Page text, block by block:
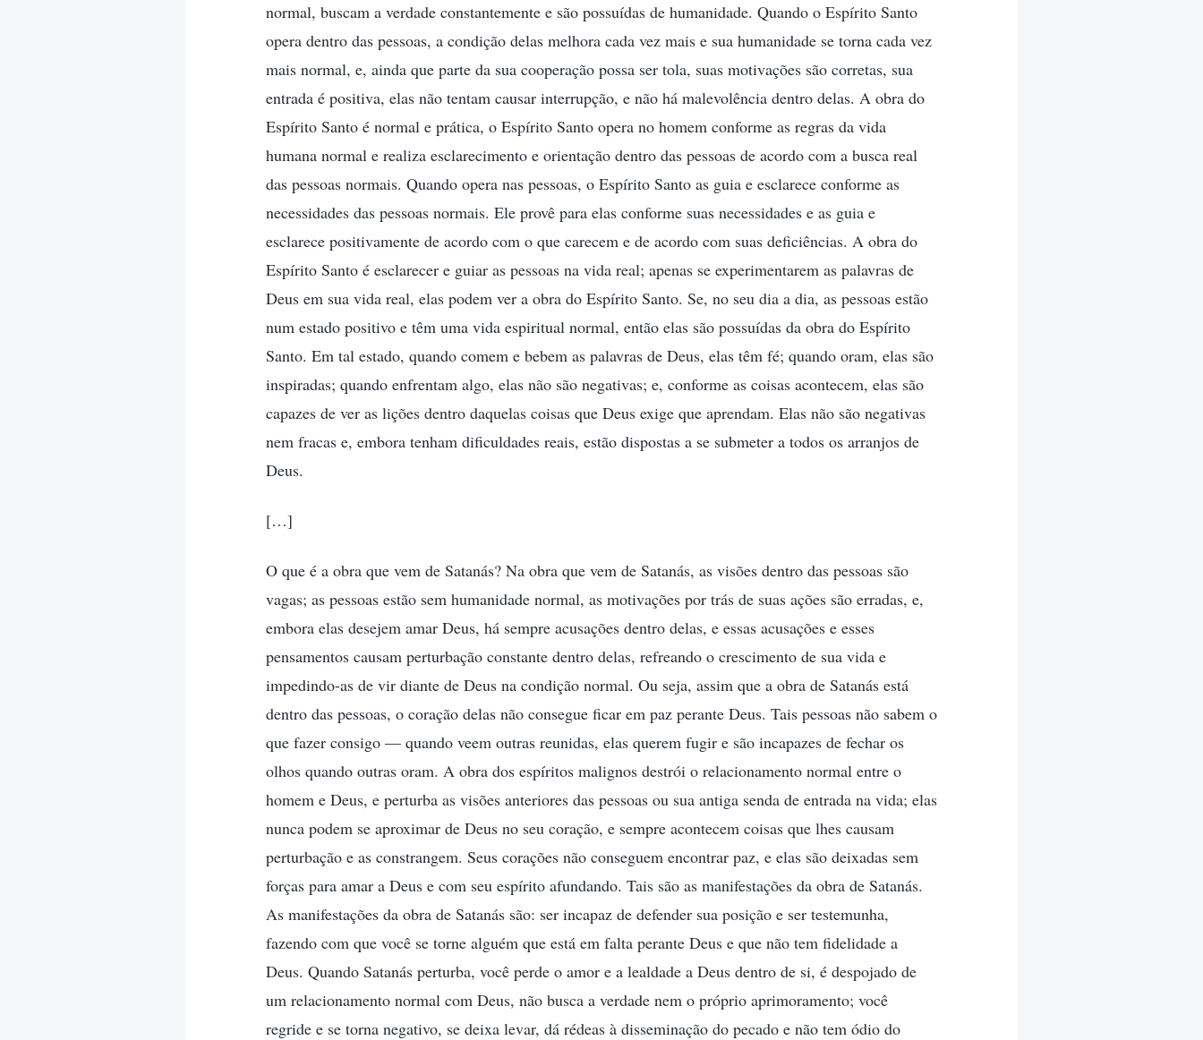
normal, buscam a verdade constantemente e são possuídas de humanidade. Quando o Espírito Santo
opera dentro das pessoas, a condição delas melhora cada vez mais e sua humanidade se torna cada vez
mais normal, e, ainda que parte da sua cooperação possa ser tola, suas motivações são corretas, sua
entrada é positiva, elas não tentam causar interrupção, e não há malevolência dentro delas. A obra do
Espírito Santo é normal e prática, o Espírito Santo opera no homem conforme as regras da vida
humana normal e realiza esclarecimento e orientação dentro das pessoas de acordo com a busca real
das pessoas normais. Quando opera nas pessoas, o Espírito Santo as guia e esclarece conforme as
necessidades das pessoas normais. Ele provê para elas conforme suas necessidades e as guia e
esclarece positivamente de acordo com o que carecem e de acordo com suas deficiências. A obra do
Espírito Santo é esclarecer e guiar as pessoas na vida real; apenas se experimentarem as palavras de
Deus em sua vida real, elas podem ver a obra do Espírito Santo. Se, no seu dia a dia, as pessoas estão
num estado positivo e têm uma vida espiritual normal, então elas são possuídas da obra do Espírito
Santo. Em tal estado, quando comem e bebem as palavras de Deus, elas têm fé; quando oram, elas são
inspiradas; quando enfrentam algo, elas não são negativas; e, conforme as coisas acontecem, elas são
capazes de ver as lições dentro daquelas coisas que Deus exige que aprendam. Elas não são negativas
nem fracas e, embora tenham dificuldades reais, estão dispostas a se submeter a todos os arranjos de
Deus.
[…]
O que é a obra que vem de Satanás? Na obra que vem de Satanás, as visões dentro das pessoas são
vagas; as pessoas estão sem humanidade normal, as motivações por trás de suas ações são erradas, e,
embora elas desejem amar Deus, há sempre acusações dentro delas, e essas acusações e esses
pensamentos causam perturbação constante dentro delas, refreando o crescimento de sua vida e
impedindo-as de vir diante de Deus na condição normal. Ou seja, assim que a obra de Satanás está
dentro das pessoas, o coração delas não consegue ficar em paz perante Deus. Tais pessoas não sabem o
que fazer consigo — quando veem outras reunidas, elas querem fugir e são incapazes de fechar os
olhos quando outras oram. A obra dos espíritos malignos destrói o relacionamento normal entre o
homem e Deus, e perturba as visões anteriores das pessoas ou sua antiga senda de entrada na vida; elas
nunca podem se aproximar de Deus no seu coração, e sempre acontecem coisas que lhes causam
perturbação e as constrangem. Seus corações não conseguem encontrar paz, e elas são deixadas sem
forças para amar a Deus e com seu espírito afundando. Tais são as manifestações da obra de Satanás.
As manifestações da obra de Satanás são: ser incapaz de defender sua posição e ser testemunha,
fazendo com que você se torne alguém que está em falta perante Deus e que não tem fidelidade a
Deus. Quando Satanás perturba, você perde o amor e a lealdade a Deus dentro de si, é despojado de
um relacionamento normal com Deus, não busca a verdade nem o próprio aprimoramento; você
regride e se torna negativo, se deixa levar, dá rédeas à disseminação do pecado e não tem ódio do